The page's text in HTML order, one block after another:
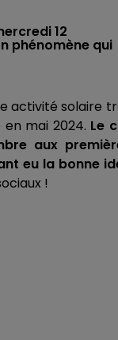
12
phénomène qui
activité solaire
mai 2024. Le
aux
eu la bonne
!